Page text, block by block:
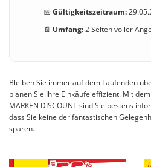
📅 Gültigkeitszeitraum:
📄 Umfang:2 Seiten voller
Bleiben Sie immer auf dem Laufenden
planen Sie Ihre Einkäufe effizient. Mit
MARKEN DISCOUNT sind Sie bestens
dass Sie keine der fantastischen
sparen.